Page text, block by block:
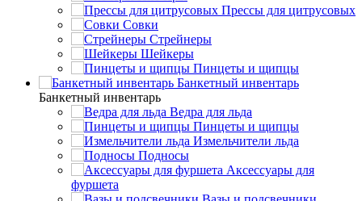
Прессы для цитрусовых
Совки
Стрейнеры
Шейкеры
Пинцеты и щипцы
Банкетный инвентарь
Банкетный инвентарь
Ведра для льда
Пинцеты и щипцы
Измельчители льда
Подносы
Аксессуары для
фуршета